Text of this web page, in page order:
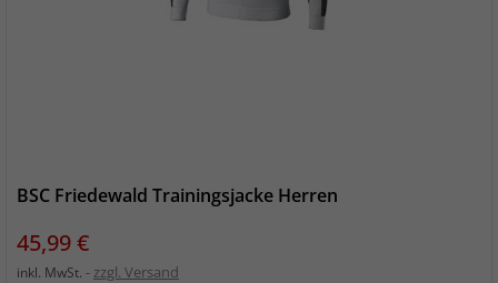
BSC Friedewald Trainingsjacke Herren
Preis
45,99 €
inkl. MwSt. zzgl. Versand